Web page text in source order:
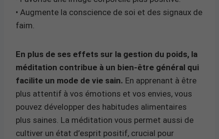
• Augmente la conscience de soi et des signaux de
faim.
En plus de ses effets sur la gestion du poids, la
méditation contribue à un bien-être général qui
facilite un mode de vie sain. En apprenant à être
plus attentif à vos émotions et vos envies, vous
pouvez développer des habitudes alimentaires
plus saines. La méditation vous permet aussi de
cultiver un état d’esprit positif, crucial pour